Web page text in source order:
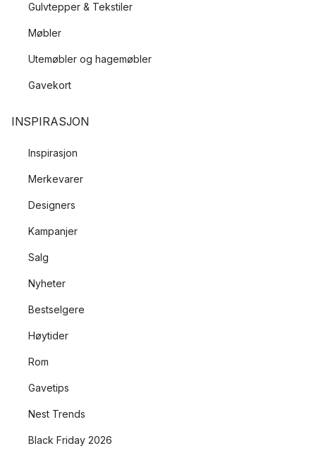
Gulvtepper & Tekstiler
Møbler
Utemøbler og hagemøbler
Gavekort
INSPIRASJON
Inspirasjon
Merkevarer
Designers
Kampanjer
Salg
Nyheter
Bestselgere
Høytider
Rom
Gavetips
Nest Trends
Black Friday 2026